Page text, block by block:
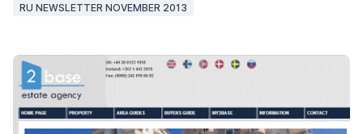
RU NEWSLETTER NOVEMBER 2013